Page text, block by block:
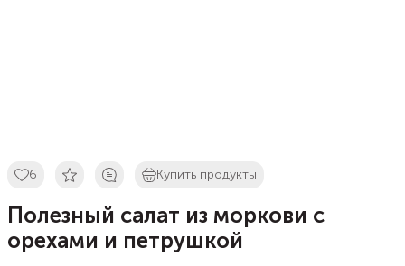
6 Купить продукты
Полезный салат из моркови с
орехами и петрушкой